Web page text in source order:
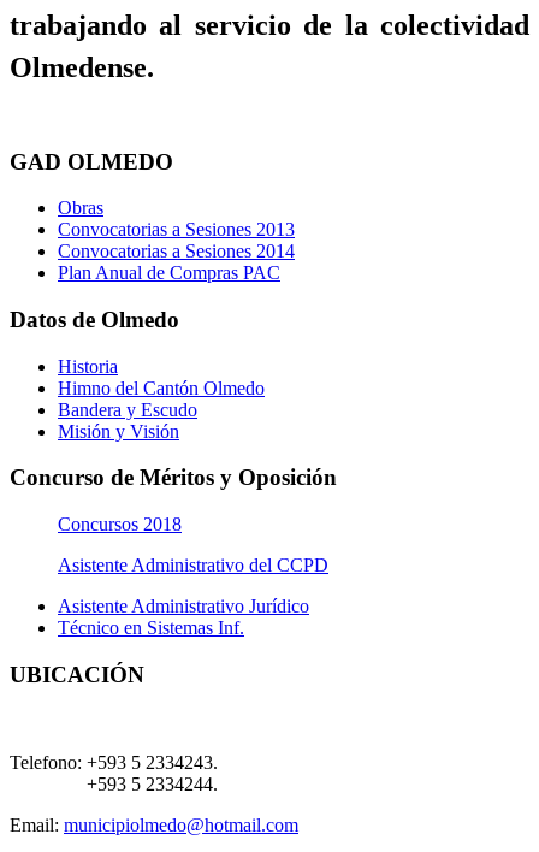
trabajando al servicio de la colectividad
Olmedense.
GAD OLMEDO
Obras
Convocatorias a Sesiones 2013
Convocatorias a Sesiones 2014
Plan Anual de Compras PAC
Datos de Olmedo
Historia
Himno del Cantón Olmedo
Bandera y Escudo
Misión y Visión
Concurso de Méritos y Oposición
Concursos 2018
Asistente Administrativo del CCPD
Asistente Administrativo Jurídico
Técnico en Sistemas Inf.
UBICACIÓN
Telefono: +593 5 2334243.
+593 5 2334244.
Email: municipiolmedo@hotmail.com